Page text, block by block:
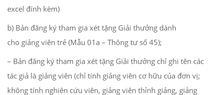
excel đính kèm)
b) Bản đăng ký tham gia xét tặng Giải thưởng dành
cho giảng viên trẻ (Mẫu 01a – Thông tư số 45);
– Bản đăng ký tham gia xét tặng Giải thưởng chỉ ghi tên các
tác giả là giảng viên (chỉ tính giảng viên cơ hữu của đơn vị;
không tính nghiên cứu viên, giảng viên thỉnh giảng, giảng